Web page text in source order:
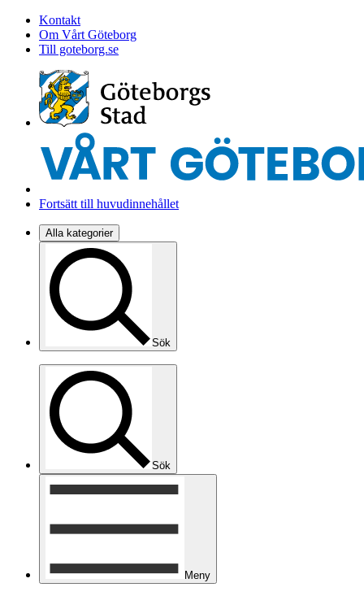
Kontakt
Om Vårt Göteborg
Till goteborg.se
Fortsätt till huvudinnehållet
Alla kategorier
Sök
Sök
Meny